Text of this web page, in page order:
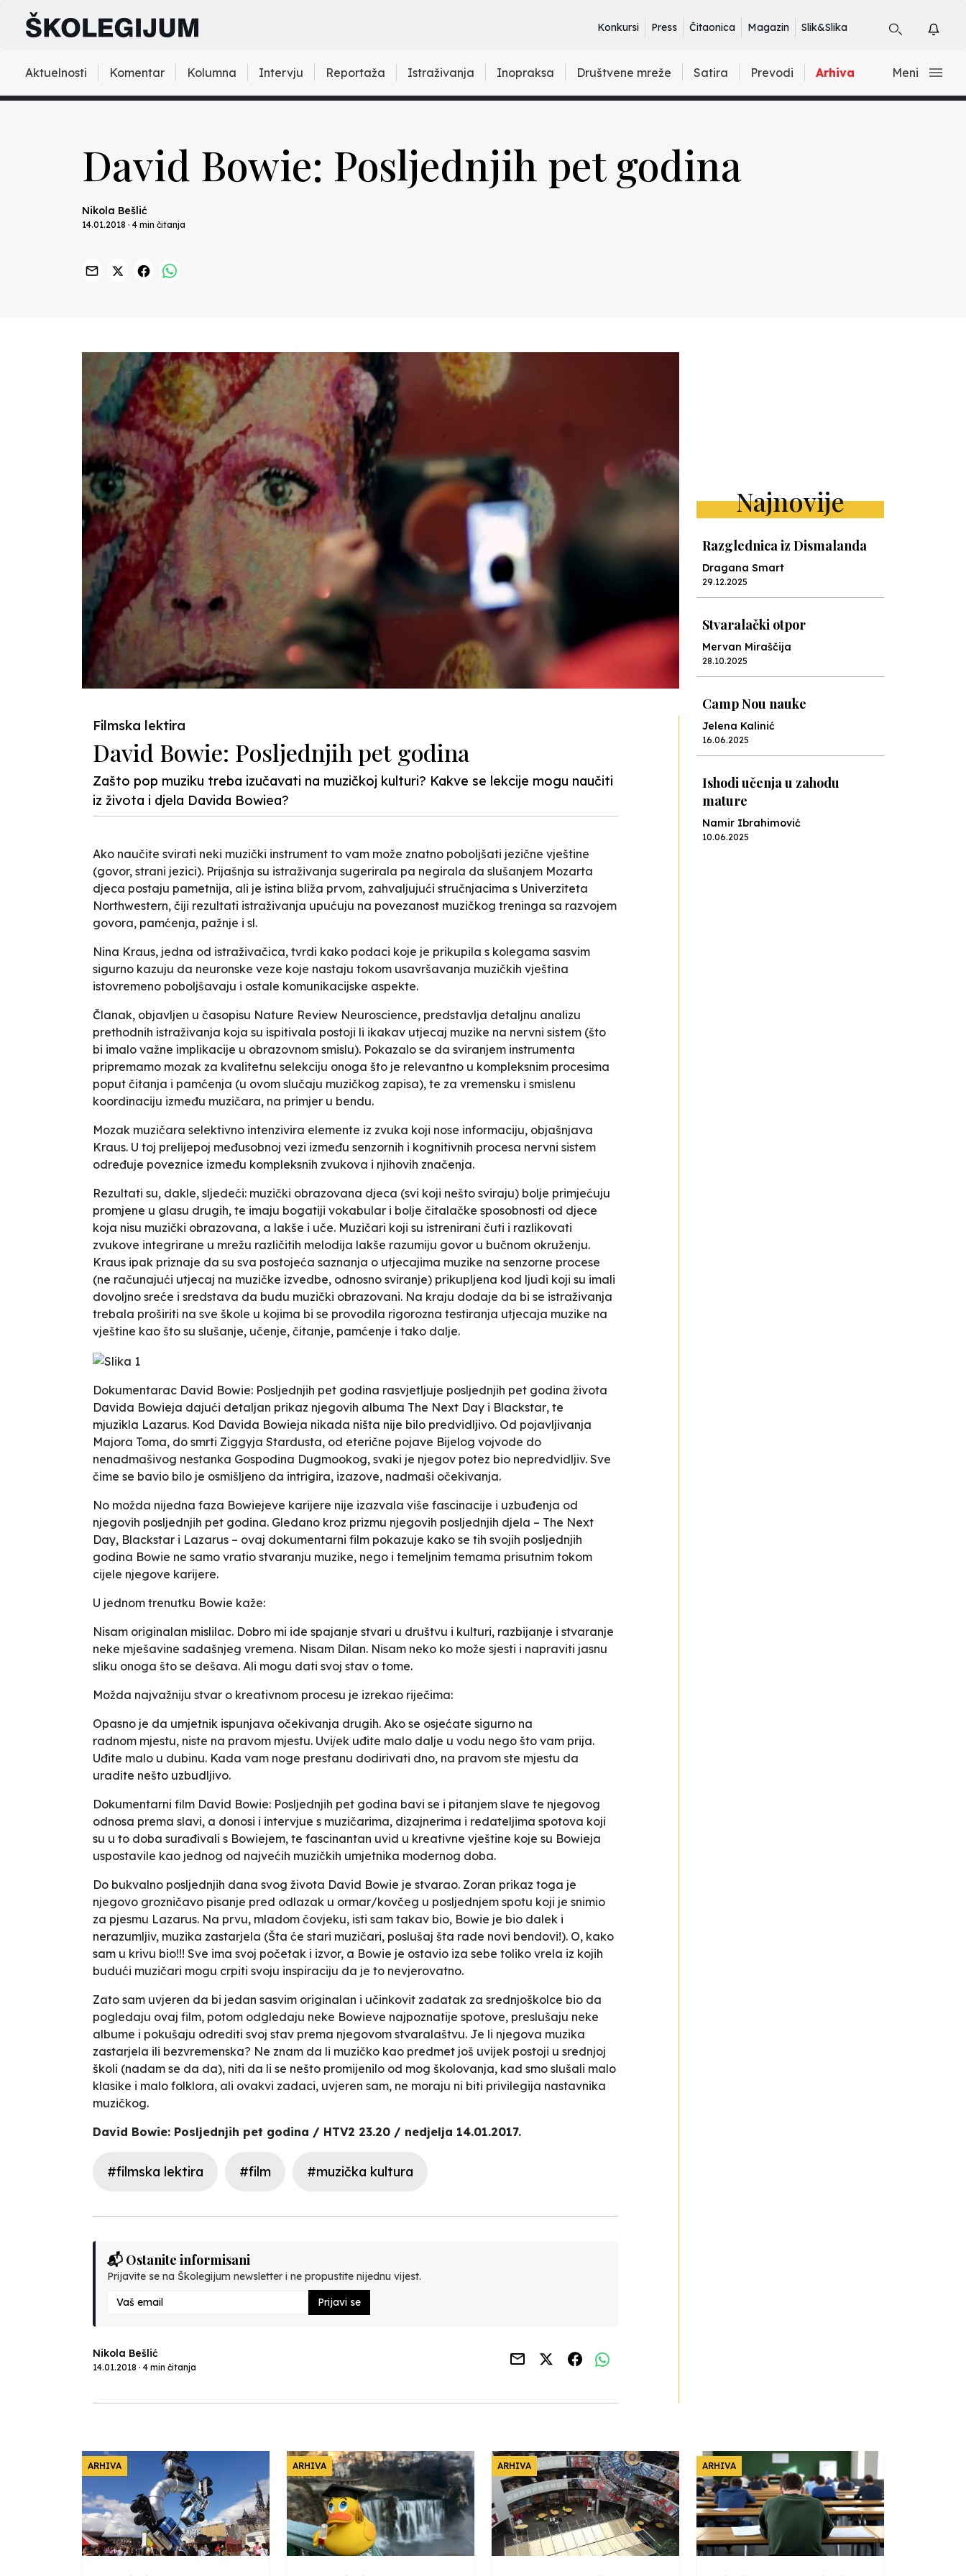
Konkursi Press Čitaonica Magazin Slik&Slika
Aktuelnosti Komentar Kolumna Intervju Reportaža Istraživanja Inopraksa Društvene mreže Satira Prevodi Arhiva Meni
David Bowie: Posljednjih pet godina
Nikola Bešlić
14.01.2018 · 4 min čitanja
Filmska lektira
David Bowie: Posljednjih pet godina
Zašto pop muziku treba izučavati na muzičkoj kulturi? Kakve se lekcije mogu naučiti
iz života i djela Davida Bowiea?
Ako naučite svirati neki muzički instrument to vam može znatno poboljšati jezične vještine
(govor, strani jezici). Prijašnja su istraživanja sugerirala pa negirala da slušanjem Mozarta
djeca postaju pametnija, ali je istina bliža prvom, zahvaljujući stručnjacima s Univerziteta
Northwestern, čiji rezultati istraživanja upućuju na povezanost muzičkog treninga sa razvojem
govora, pamćenja, pažnje i sl.
Nina Kraus, jedna od istraživačica, tvrdi kako podaci koje je prikupila s kolegama sasvim
sigurno kazuju da neuronske veze koje nastaju tokom usavršavanja muzičkih vještina
istovremeno poboljšavaju i ostale komunikacijske aspekte.
Članak, objavljen u časopisu Nature Review Neuroscience, predstavlja detaljnu analizu
prethodnih istraživanja koja su ispitivala postoji li ikakav utjecaj muzike na nervni sistem (što
bi imalo važne implikacije u obrazovnom smislu). Pokazalo se da sviranjem instrumenta
pripremamo mozak za kvalitetnu selekciju onoga što je relevantno u kompleksnim procesima
poput čitanja i pamćenja (u ovom slučaju muzičkog zapisa), te za vremensku i smislenu
koordinaciju između muzičara, na primjer u bendu.
Mozak muzičara selektivno intenzivira elemente iz zvuka koji nose informaciju, objašnjava
Kraus. U toj prelijepoj međusobnoj vezi između senzornih i kognitivnih procesa nervni sistem
određuje poveznice između kompleksnih zvukova i njihovih značenja.
Rezultati su, dakle, sljedeći: muzički obrazovana djeca (svi koji nešto sviraju) bolje primjećuju
promjene u glasu drugih, te imaju bogatiji vokabular i bolje čitalačke sposobnosti od djece
koja nisu muzički obrazovana, a lakše i uče. Muzičari koji su istrenirani čuti i razlikovati
zvukove integrirane u mrežu različitih melodija lakše razumiju govor u bučnom okruženju.
Kraus ipak priznaje da su sva postojeća saznanja o utjecajima muzike na senzorne procese
(ne računajući utjecaj na muzičke izvedbe, odnosno sviranje) prikupljena kod ljudi koji su imali
dovoljno sreće i sredstava da budu muzički obrazovani. Na kraju dodaje da bi se istraživanja
trebala proširiti na sve škole u kojima bi se provodila rigorozna testiranja utjecaja muzike na
vještine kao što su slušanje, učenje, čitanje, pamćenje i tako dalje.
Dokumentarac David Bowie: Posljednjih pet godina rasvjetljuje posljednjih pet godina života
Davida Bowieja dajući detaljan prikaz njegovih albuma The Next Day i Blackstar, te
mjuzikla Lazarus. Kod Davida Bowieja nikada ništa nije bilo predvidljivo. Od pojavljivanja
Majora Toma, do smrti Ziggyja Stardusta, od eterične pojave Bijelog vojvode do
nenadmašivog nestanka Gospodina Dugmookog, svaki je njegov potez bio nepredvidljiv. Sve
čime se bavio bilo je osmišljeno da intrigira, izazove, nadmaši očekivanja.
No možda nijedna faza Bowiejeve karijere nije izazvala više fascinacije i uzbuđenja od
njegovih posljednjih pet godina. Gledano kroz prizmu njegovih posljednjih djela – The Next
Day, Blackstar i Lazarus – ovaj dokumentarni film pokazuje kako se tih svojih posljednjih
godina Bowie ne samo vratio stvaranju muzike, nego i temeljnim temama prisutnim tokom
cijele njegove karijere.
U jednom trenutku Bowie kaže:
Nisam originalan mislilac. Dobro mi ide spajanje stvari u društvu i kulturi, razbijanje i stvaranje
neke mješavine sadašnjeg vremena. Nisam Dilan. Nisam neko ko može sjesti i napraviti jasnu
sliku onoga što se dešava. Ali mogu dati svoj stav o tome.
Možda najvažniju stvar o kreativnom procesu je izrekao riječima:
Opasno je da umjetnik ispunjava očekivanja drugih. Ako se osjećate sigurno na
radnom mjestu, niste na pravom mjestu. Uviјek uđite malo dalje u vodu nego što vam prija.
Uđite malo u dubinu. Kada vam noge prestanu dodirivati dno, na pravom ste mjestu da
uradite nešto uzbudljivo.
Dokumentarni film David Bowie: Posljednjih pet godina bavi se i pitanjem slave te njegovog
odnosa prema slavi, a donosi i intervjue s muzičarima, dizajnerima i redateljima spotova koji
su u to doba surađivali s Bowiejem, te fascinantan uvid u kreativne vještine koje su Bowieja
uspostavile kao jednog od najvećih muzičkih umjetnika modernog doba.
Do bukvalno posljednjih dana svog života David Bowie je stvarao. Zoran prikaz toga je
njegovo grozničavo pisanje pred odlazak u ormar/kovčeg u posljednjem spotu koji je snimio
za pjesmu Lazarus. Na prvu, mladom čovjeku, isti sam takav bio, Bowie je bio dalek i
nerazumljiv, muzika zastarjela (Šta će stari muzičari, poslušaj šta rade novi bendovi!). O, kako
sam u krivu bio!!! Sve ima svoj početak i izvor, a Bowie je ostavio iza sebe toliko vrela iz kojih
budući muzičari mogu crpiti svoju inspiraciju da je to nevjerovatno.
Zato sam uvjeren da bi jedan sasvim originalan i učinkovit zadatak za srednjoškolce bio da
pogledaju ovaj film, potom odgledaju neke Bowieve najpoznatije spotove, preslušaju neke
albume i pokušaju odrediti svoj stav prema njegovom stvaralaštvu. Je li njegova muzika
zastarjela ili bezvremenska? Ne znam da li muzičko kao predmet još uvijek postoji u srednjoj
školi (nadam se da da), niti da li se nešto promijenilo od mog školovanja, kad smo slušali malo
klasike i malo folklora, ali ovakvi zadaci, uvjeren sam, ne moraju ni biti privilegija nastavnika
muzičkog.
David Bowie: Posljednjih pet godina / HTV2 23.20 / nedjelja 14.01.2017.
#filmska lektira #film #muzička kultura
📬 Ostanite informisani
Prijavite se na Školegijum newsletter i ne propustite nijednu vijest.
Prijavi se
Nikola Bešlić
14.01.2018 · 4 min čitanja
Najnovije
Razglednica iz Dismalanda
Dragana Smart
29.12.2025
Stvaralački otpor
Mervan Miraščija
28.10.2025
Camp Nou nauke
Jelena Kalinić
16.06.2025
Ishodi učenja u zahodu
mature
Namir Ibrahimović
10.06.2025
ARHIVA ARHIVA ARHIVA ARHIVA